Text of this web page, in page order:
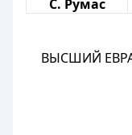
С. Румас
ВЫСШИЙ